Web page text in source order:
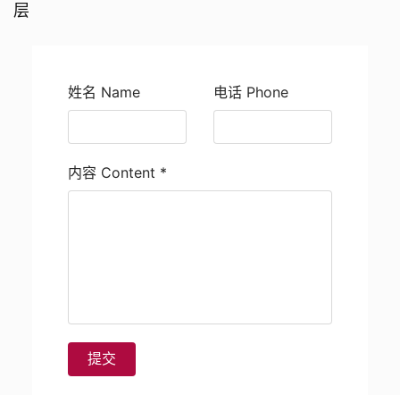
层
姓名 Name 电话 Phone
内容 Content *
提交